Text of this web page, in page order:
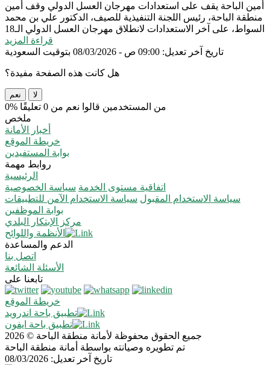
أمين الباحة يقف على استعدادات مهرجان العسل الدولي وقف أمين
منطقة الباحة، رئيس اللجنة التنفيذية للصيف، الدكتور علي بن محمد
السواط، على آخر الاستعدادات لانطلاق مهرجان العسل الدولي الـ18
قراءة المزيد
تاريخ آخر تعديل: 09:00 ص - 08/03/2026 بتوقيت السعودية
هل كانت هذه الصفحة مفيدة؟
نعم لا
0% من المستخدمين قالوا نعم من 0 تعليقًا
ملخص
أخبار الأمانة
خريطة الموقع
بوابة المستفيدين
روابط مهمة
الرئيسية
سياسة الخصوصية اتفاقية مستوى الخدمة
سياسة الاستخدام الآمن للتطبيقات سياسة الاستخدام المقبول
بوابة الموظفين
مركز الإبتكار البلدي
الأنظمة واللوائح
الدعم والمساعدة
اتصل بنا
الأسئلة الشائعة
تابعنا على
خريطة الموقع
تطبيق باحة اندرويد
تطبيق باحة ايفون
جميع الحقوق محفوظة لأمانة منطقة الباحة © 2026
تم تطويره وصيانته بواسطة أمانة منطقة الباحة
تاريخ آخر تعديل: 08/03/2026